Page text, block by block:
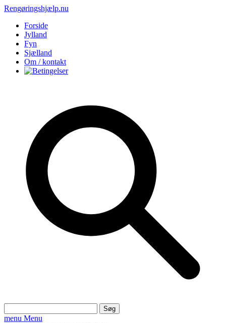
Rengøringshjælp.nu
Forside
Jylland
Fyn
Sjælland
Om / kontakt
efter:
menu Menu